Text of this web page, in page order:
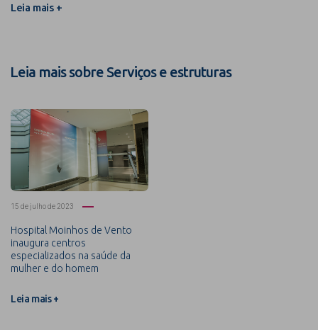
Leia mais +
Leia mais sobre Serviços e estruturas
15 de julho de 2023
Hospital Moinhos de Vento
inaugura centros
especializados na saúde da
mulher e do homem
Leia mais +